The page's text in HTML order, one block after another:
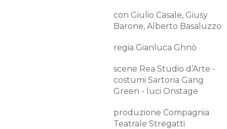
con Giulio Casale, Giusy
Barone, Alberto Basaluzzo
regia Gianluca Ghnò
scene Rea Studio d’Arte -
costumi Sartoria Gang
Green - luci Onstage
produzione Compagnia
Teatrale Stregatti